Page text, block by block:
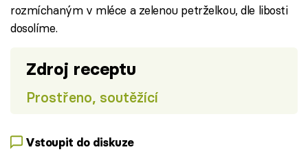
rozmíchaným v mléce a zelenou petrželkou, dle libosti
dosolíme.
Zdroj receptu
Prostřeno, soutěžící
Vstoupit do diskuze